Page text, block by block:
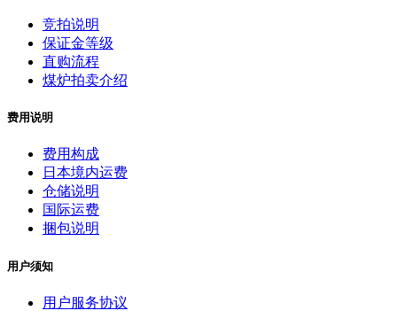
竞拍说明
保证金等级
直购流程
煤炉拍卖介绍
费用说明
费用构成
日本境内运费
仓储说明
国际运费
捆包说明
用户须知
用户服务协议